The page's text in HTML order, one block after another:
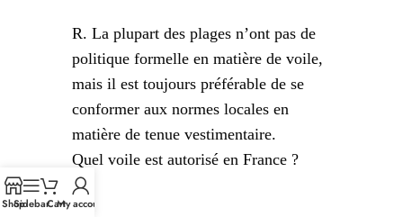
R. La plupart des plages n’ont pas de
politique formelle en matière de voile,
mais il est toujours préférable de se
conformer aux normes locales en
matière de tenue vestimentaire.
Quel voile est autorisé en France ?
ShopSidebarCartMy account